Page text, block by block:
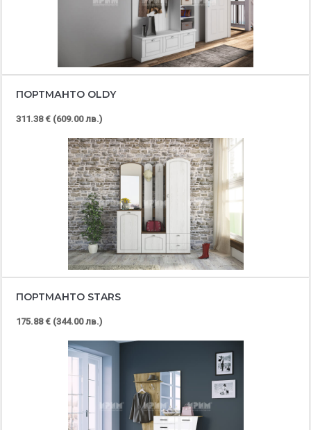
ПОРТМАНТО OLDY
311.38 € (609.00 лв.)
ПОРТМАНТО STARS
175.88 € (344.00 лв.)